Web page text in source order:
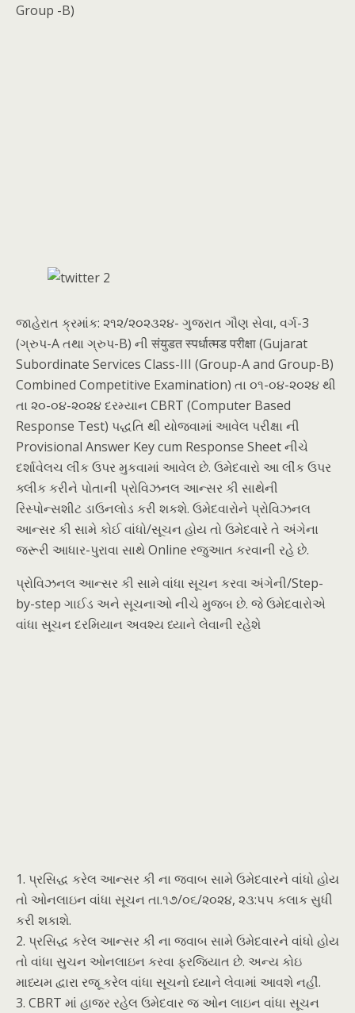
Group -B)
જાહેરાત ક્રમાંક: ૨૧૨/૨૦૨૩૨૪- ગુજરાત ગૌણ સેવા, વર્ગ-3
(ગ્રુપ-A તથા ગ્રુપ-B) ની संयुडत स्पर्धात्मड परीक्षा (Gujarat
Subordinate Services Class-III (Group-A and Group-B)
Combined Competitive Examination) તા ૦૧-૦૪-૨૦૨૪ થી
તા ૨૦-૦૪-૨૦૨૪ દરમ્યાન CBRT (Computer Based
Response Test) પદ્ધતિ થી યોજવામાં આવેલ પરીક્ષા ની
Provisional Answer Key cum Response Sheet નીચે
દર્શાવેલચ લીંક ઉપર મુકવામાં આવેલ છે. ઉમેદવારો આ લીંક ઉપર
ક્લીક કરીને પોતાની પ્રોવિઝનલ આન્સર કી સાથેની
રિસ્પોન્સશીટ ડાઉનલોડ કરી શકશે. ઉમેદવારોને પ્રોવિઝનલ
આન્સર કી સામે કોઈ વાંધો/સૂચન હોય તો ઉમેદવારે તે અંગેના
જરૂરી આધાર-પુરાવા સાથે Online રજુઆત કરવાની રહે છે.
પ્રોવિઝનલ આન્સર કી સામે વાંધા સૂચન કરવા અંગેની/Step-
by-step ગાઈડ અને સૂચનાઓ નીચે મુજબ છે. જે ઉમેદવારોએ
વાંધા સૂચન દરમિયાન અવશ્ય ધ્યાને લેવાની રહેશે
1. પ્રસિદ્ધ કરેલ આન્સર કી ના જવાબ સામે ઉમેદવારને વાંધો હોય
તો ઓનલાઇન વાંધા સૂચન તા.૧૭/૦૬/૨૦૨૪, ૨૩:૫૫ કલાક સુધી
કરી શકાશે.
2. પ્રસિદ્ધ કરેલ આન્સર કી ના જવાબ સામે ઉમેદવારને વાંધો હોય
તો વાંધા સુચન ઓનલાઇન કરવા ફરજિયાત છે. અન્ય કોઇ
માધ્યમ દ્વારા રજૂ કરેલ વાંધા સૂચનો ધ્યાને લેવામાં આવશે નહીં.
3. CBRT માં હાજર રહેલ ઉમેદવાર જ ઓન લાઇન વાંધા સૂચન